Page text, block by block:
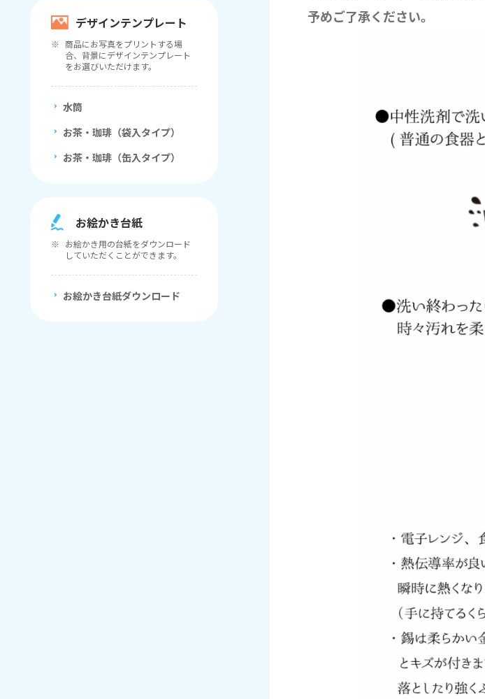
デザインテンプレート
商品にお写真をプリントする場
合、背景にデザインテンプレート
をお選びいただけます。
水筒
お茶・珈琲（袋入タイプ）
お茶・珈琲（缶入タイプ）
お絵かき台紙
お絵かき用の台紙をダウンロード
していただくことができます。
お絵かき台紙ダウンロード
予めご了承ください。